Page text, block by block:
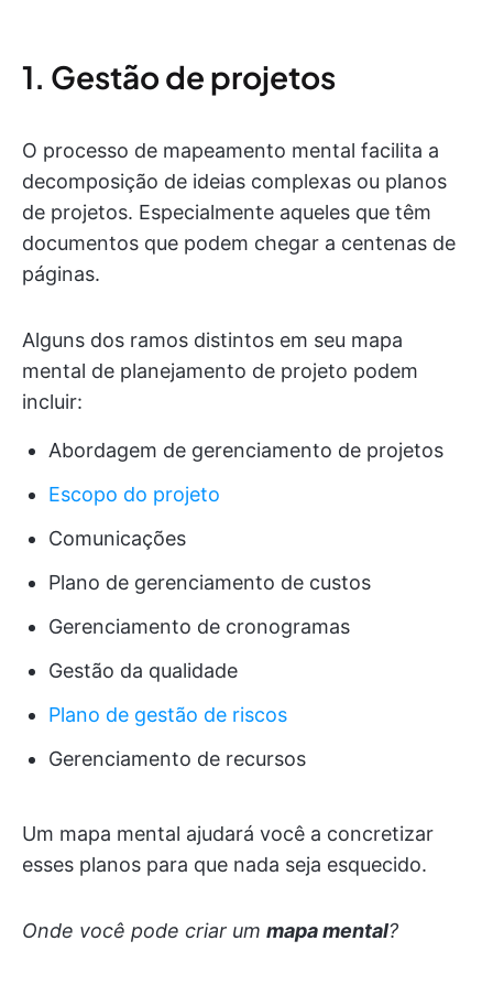
1. Gestão de projetos
O processo de mapeamento mental facilita a
decomposição de ideias complexas ou planos
de projetos. Especialmente aqueles que têm
documentos que podem chegar a centenas de
páginas.
Alguns dos ramos distintos em seu mapa
mental de planejamento de projeto podem
incluir:
Abordagem de gerenciamento de projetos
Escopo do projeto
Comunicações
Plano de gerenciamento de custos
Gerenciamento de cronogramas
Gestão da qualidade
Plano de gestão de riscos
Gerenciamento de recursos
Um mapa mental ajudará você a concretizar
esses planos para que nada seja esquecido.
Onde você pode criar um mapa mental?